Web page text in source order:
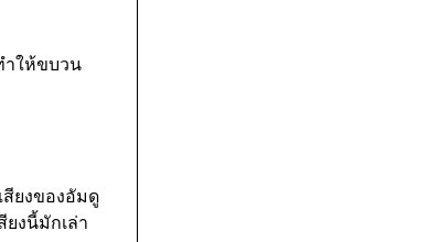
ำให้ขบวน
สียงของอัมดู
งนี้มักเล่า